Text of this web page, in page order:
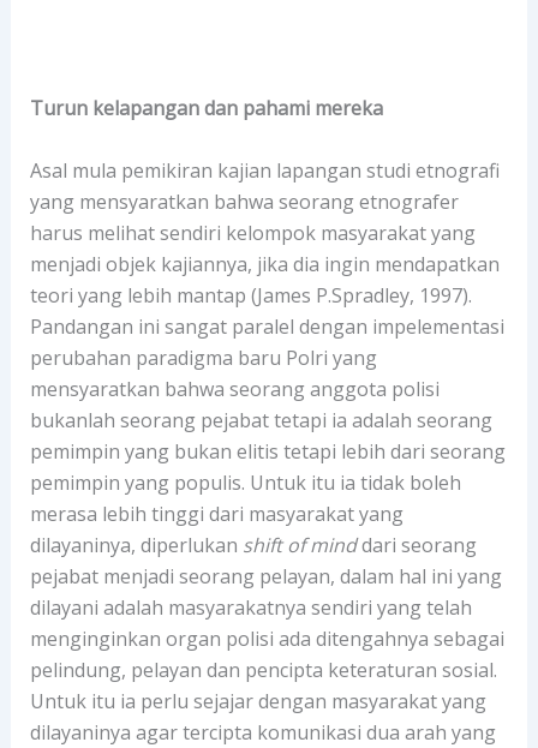
Turun kelapangan dan pahami mereka
Asal mula pemikiran kajian lapangan studi etnografi
yang mensyaratkan bahwa seorang etnografer
harus melihat sendiri kelompok masyarakat yang
menjadi objek kajiannya, jika dia ingin mendapatkan
teori yang lebih mantap (James P.Spradley, 1997).
Pandangan ini sangat paralel dengan impelementasi
perubahan paradigma baru Polri yang
mensyaratkan bahwa seorang anggota polisi
bukanlah seorang pejabat tetapi ia adalah seorang
pemimpin yang bukan elitis tetapi lebih dari seorang
pemimpin yang populis. Untuk itu ia tidak boleh
merasa lebih tinggi dari masyarakat yang
dilayaninya, diperlukan shift of minddari seorang
pejabat menjadi seorang pelayan, dalam hal ini yang
dilayani adalah masyarakatnya sendiri yang telah
menginginkan organ polisi ada ditengahnya sebagai
pelindung, pelayan dan pencipta keteraturan sosial.
Untuk itu ia perlu sejajar dengan masyarakat yang
dilayaninya agar tercipta komunikasi dua arah yang